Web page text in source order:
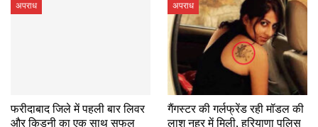
अपराध
फरीदाबाद जिले में पहली बार लिवर
और किडनी का एक साथ सफल
अपराध
गैंगस्टर की गर्लफ्रेंड रही मॉडल की
लाश नहर में मिली, हरियाणा पुलिस